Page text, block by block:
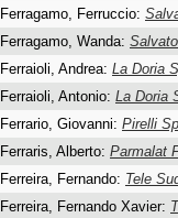
Ferragamo, Ferruccio:
Ferragamo, Wanda:
Ferraioli, Andrea: La Doria
Ferraioli, Antonio: La Doria
Ferrario, Giovanni: Pirelli
Ferraris, Alberto: Parmalat
Ferreira, Fernando: Tele
Ferreira, Fernando Xavier: